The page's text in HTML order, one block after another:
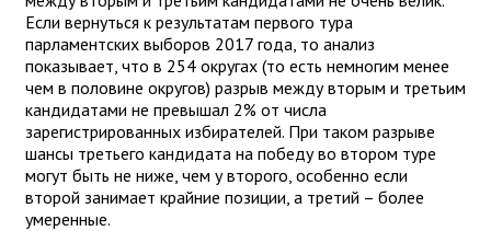
Если вернуться к результатам первого тура
парламентских выборов 2017 года, то анализ
показывает, что в 254 округах (то есть немногим менее
чем в половине округов) разрыв между вторым и третьим
кандидатами не превышал 2% от числа
зарегистрированных избирателей. При таком разрыве
шансы третьего кандидата на победу во втором туре
могут быть не ниже, чем у второго, особенно если
второй занимает крайние позиции, а третий – более
умеренные.